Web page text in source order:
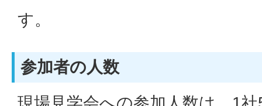
す。
参加者の人数